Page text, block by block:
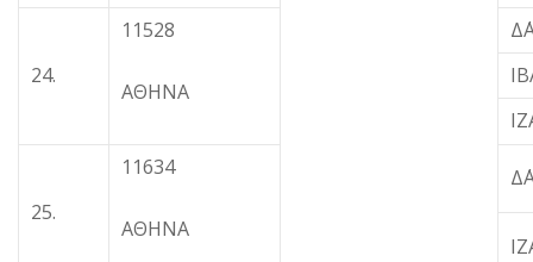
24.
11528
ΑΘΗΝΑ
25.
11634
ΑΘΗΝΑ